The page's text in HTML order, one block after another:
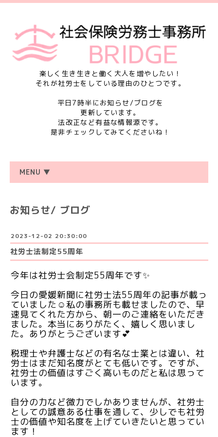
楽しく生き生きと働く大人を増やしたい！
それが社労士をしている理由のひとつです。
平日7時半にお知らせ/ブログを
更新しています。
法改正など有益な情報源です。
是非チェックしてみてくださいね！
MENU ▼
お知らせ/ ブログ
2023-12-02 20:30:00
社労士法制定55周年
今年は社労士会制定55周年です✨
今日の愛媛新聞に社労士法55周年の記事が載っ
ていました☺️私の事務所も載せましたので、早
速見てくれた方から、朝一のご連絡をいただき
ました。本当にありがたく、嬉しく思いまし
た。ありがとうございます💕
税理士や弁護士などの有名な士業とは違い、社
労士はまだ知名度がとても低いです。ですが、
社労士の価値はすごく高いものだと私は思って
います。
自分の力など微力でしかありませんが、社労士
としての誠意ある仕事を通して、少しでも社労
士の価値や知名度を上げていきたいと思ってい
ます！